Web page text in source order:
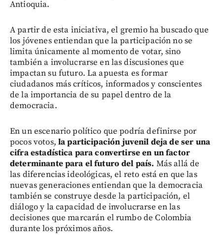
Antioquia.
A partir de esta iniciativa, el gremio ha buscado que
los jóvenes entiendan que la participación no se
limita únicamente al momento de votar, sino
también a involucrarse en las discusiones que
impactan su futuro. La apuesta es formar
ciudadanos más críticos, informados y conscientes
de la importancia de su papel dentro de la
democracia.
En un escenario político que podría definirse por
pocos votos, la participación juvenil deja de ser una
cifra estadística para convertirse en un factor
determinante para el futuro del país. Más allá de
las diferencias ideológicas, el reto está en que las
nuevas generaciones entiendan que la democracia
también se construye desde la participación, el
diálogo y la capacidad de involucrarse en las
decisiones que marcarán el rumbo de Colombia
durante los próximos años.